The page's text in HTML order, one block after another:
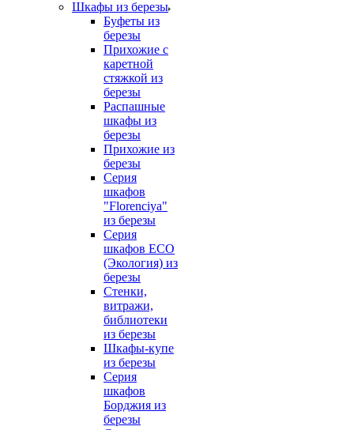
Шкафы из березы
Буфеты из
березы
Прихожие с
каретной
стяжкой из
березы
Распашные
шкафы из
березы
Прихожие из
березы
Серия
шкафов
"Florenciya"
из березы
Серия
шкафов ECO
(Экология) из
березы
Стенки,
витражи,
библиотеки
из березы
Шкафы-купе
из березы
Серия
шкафов
Борджия из
березы